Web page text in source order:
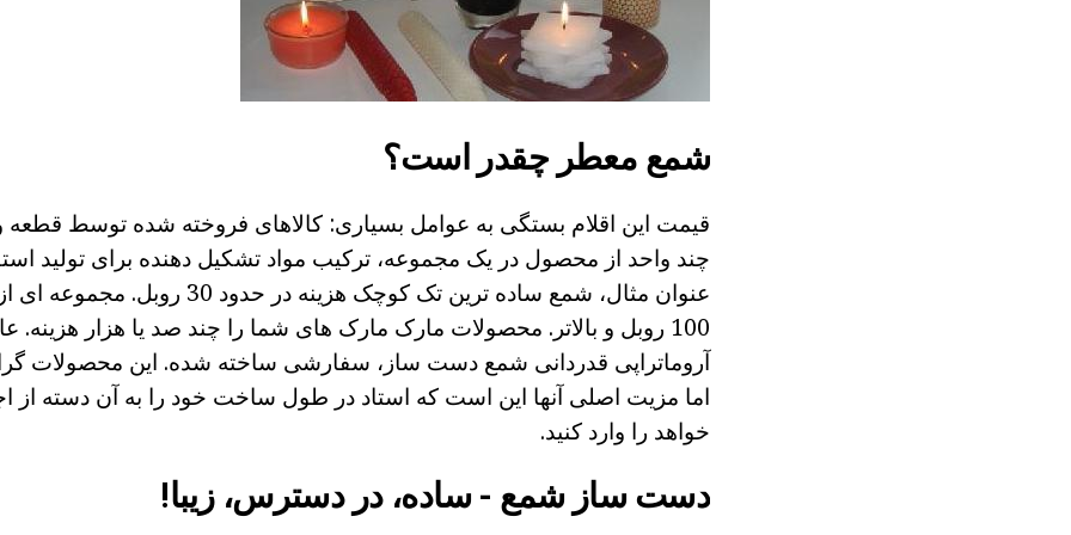
شمع معطر چقدر است؟
قیمت این اقلام بستگی به عوامل بسیاری: کالاهای فروخته شده توسط قطعه
چند واحد از محصول در یک مجموعه، ترکیب مواد تشکیل دهنده برای تولید
عنوان مثال، شمع ساده ترین تک کوچک هزینه در
100 روبل و بالاتر. محصولات مارک مارک های شما را چند صد یا هزار هزینه.
آروماتراپی قدردانی شمع دست ساز، سفارشی ساخته شده. این محصولات
اما مزیت اصلی آنها این است که استاد در طول ساخت خود را به آن دسته
خواهد را وارد کنید.
دست ساز شمع - ساده، در دسترس، زیبا!